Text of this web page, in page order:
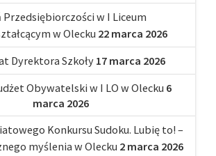
Przedsiębiorczości w I Liceum
w Olecku 22 marca 2026
Dyrektora Szkoły17 marca 2026
Obywatelski w I LO w Olecku 6
marca 2026
Konkursu Sudoku. Lubię to! –
myślenia w Olecku 2 marca 2026